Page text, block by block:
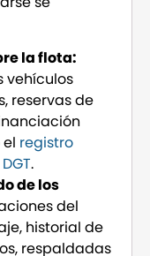
la flota:
vehículos
reservas de
registro
.
de los
del
historial de
respaldadas